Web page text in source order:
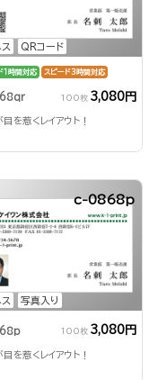
ス QRコード
1時間対応 スピード3時間対応
100枚 3,080円
を惹くレイアウト！
写真入り
c-0868p
100枚 3,080円
を惹くレイアウト！